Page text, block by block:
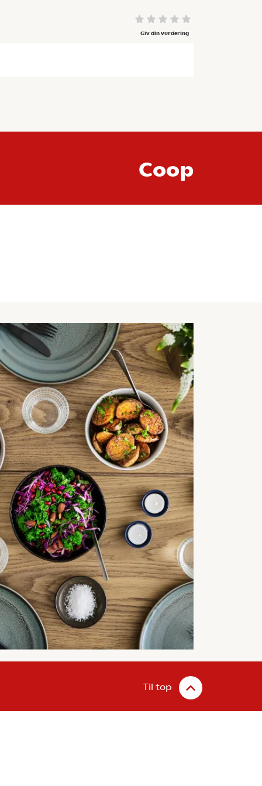
Giv din vurdering
Coop
Til top